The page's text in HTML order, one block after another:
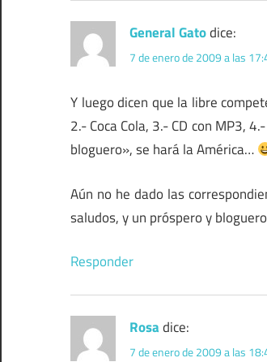
General Gatodice:
7 de enero de 2009 a las
Y luego dicen que la libre
2.- Coca Cola, 3.- CD con MP3,
bloguero», se hará la América…
Aún no he dado las
saludos, y un próspero y
Responder
Rosadice:
7 de enero de 2009 a las